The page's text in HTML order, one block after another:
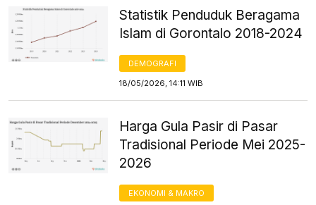
Statistik Penduduk Beragama
Islam di Gorontalo 2018-2024
DEMOGRAFI
18/05/2026, 14:11 WIB
Harga Gula Pasir di Pasar
Tradisional Periode Mei 2025-
2026
EKONOMI & MAKRO